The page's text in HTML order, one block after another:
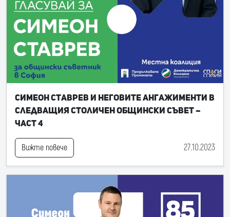
Симеон Ставрев и неговите ангажименти в
следващия Столичен общински съвет –
част 4
Вижте повече 27.10.2023